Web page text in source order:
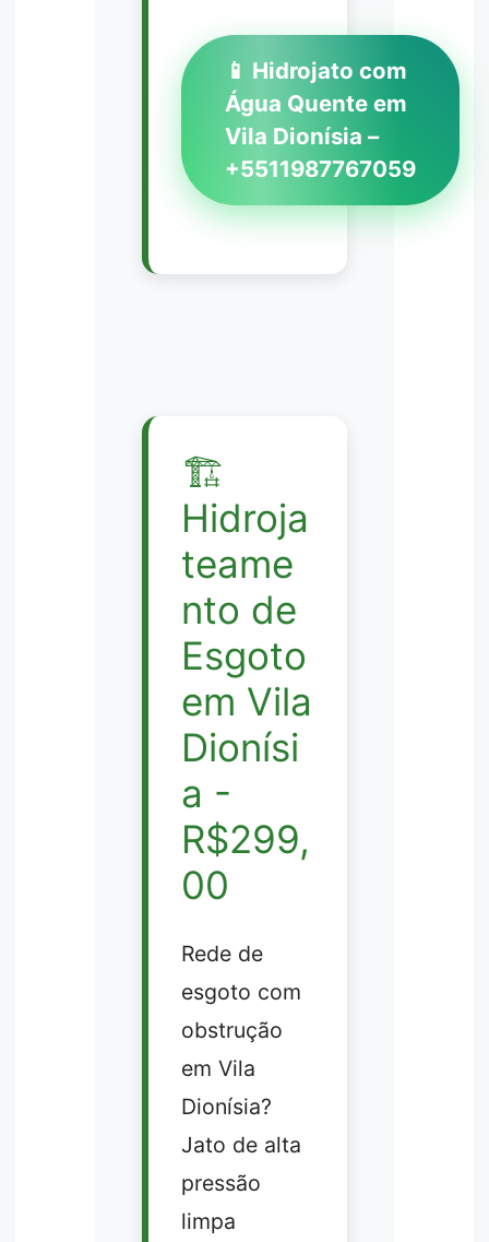
📱 Hidrojato com
Água Quente em
Vila Dionísia –
+5511987767059
🏗️
Hidroja
teame
nto de
Esgoto
em Vila
Dionísi
a -
R$299,
00
Rede de
esgoto com
obstrução
em Vila
Dionísia?
Jato de alta
pressão
limpa